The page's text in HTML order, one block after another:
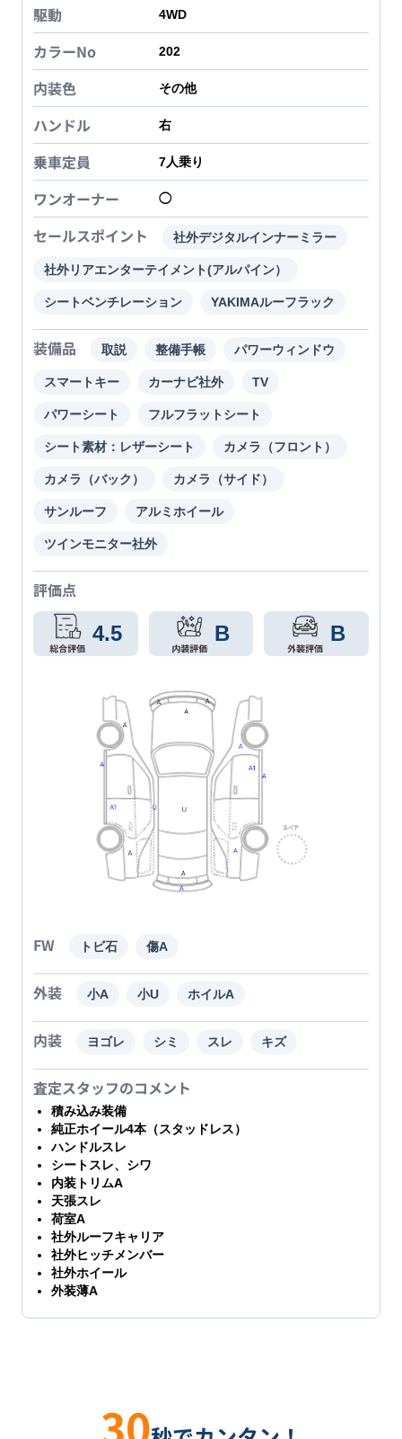
駆動 4WD
カラーNo 202
内装色 その他
ハンドル 右
乗車定員 7人乗り
ワンオーナー ◯
セールスポイント 社外デジタルインナーミラー
社外リアエンターテイメント(アルパイン）
シートベンチレーション YAKIMAルーフラック
装備品 取説 整備手帳 パワーウィンドウ
スマートキー カーナビ社外 TV
パワーシート フルフラットシート
シート素材：レザーシート カメラ（フロント）
カメラ（バック） カメラ（サイド）
サンルーフ アルミホイール
ツインモニター社外
評価点
4.5 B B
FW トビ石 傷A
外装 小A 小U ホイルA
内装 ヨゴレ シミ スレ キズ
査定スタッフのコメント
積み込み装備
純正ホイール4本（スタッドレス）
ハンドルスレ
シートスレ、シワ
内装トリムA
天張スレ
荷室A
社外ルーフキャリア
社外ヒッチメンバー
社外ホイール
外装薄A